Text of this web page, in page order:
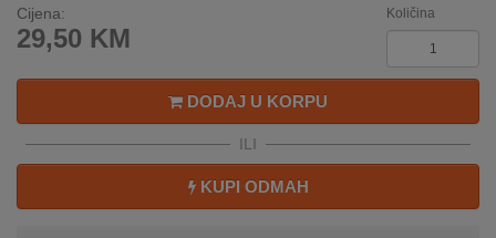
NOVO
U
PONUDI
Cijena:
29,50 KM
Količina
DODAJ U KORPU
ILI
KUPI ODMAH